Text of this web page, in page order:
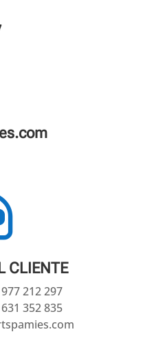
CLIENTE
212 297
352 835